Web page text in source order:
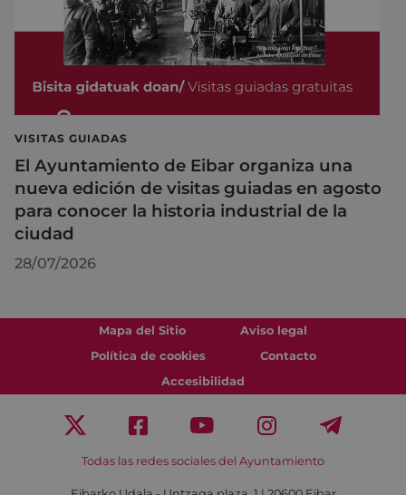
VISITAS GUIADAS
El Ayuntamiento de Eibar organiza una
nueva edición de visitas guiadas en agosto
para conocer la historia industrial de la
ciudad
28/07/2026
Mapa del Sitio
Aviso legal
Política de cookies
Contacto
Accesibilidad
Todas las redes sociales del Ayuntamiento